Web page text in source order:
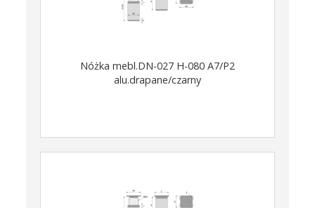
Nóżka mebl.DN-027 H-080 A7/P2
alu.drapane/czarny